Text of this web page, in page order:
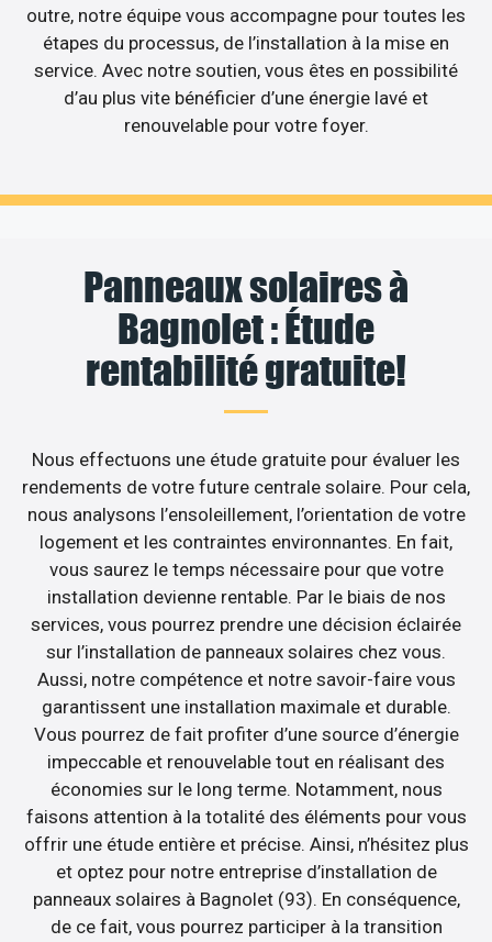
outre, notre équipe vous accompagne pour toutes les
étapes du processus, de l’installation à la mise en
service. Avec notre soutien, vous êtes en possibilité
d’au plus vite bénéficier d’une énergie lavé et
renouvelable pour votre foyer.
Panneaux solaires à
Bagnolet : Étude
rentabilité gratuite!
Nous effectuons une étude gratuite pour évaluer les
rendements de votre future centrale solaire. Pour cela,
nous analysons l’ensoleillement, l’orientation de votre
logement et les contraintes environnantes. En fait,
vous saurez le temps nécessaire pour que votre
installation devienne rentable. Par le biais de nos
services, vous pourrez prendre une décision éclairée
sur l’installation de panneaux solaires chez vous.
Aussi, notre compétence et notre savoir-faire vous
garantissent une installation maximale et durable.
Vous pourrez de fait profiter d’une source d’énergie
impeccable et renouvelable tout en réalisant des
économies sur le long terme. Notamment, nous
faisons attention à la totalité des éléments pour vous
offrir une étude entière et précise. Ainsi, n’hésitez plus
et optez pour notre entreprise d’installation de
panneaux solaires à Bagnolet (93). En conséquence,
de ce fait, vous pourrez participer à la transition